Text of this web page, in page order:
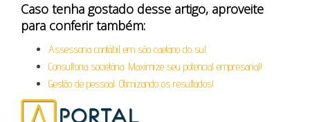
Caso tenha gostado desse artigo, aproveite
para conferir também:
Assessoria contábil em são caetano do sul
Consultoria societária: Maximize seu potencial empresarial!
Gestão de pessoal: Otimizando os resultados!